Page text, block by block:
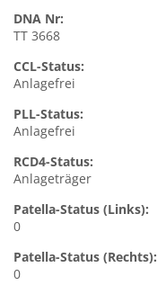
DNA Nr:
TT 3668
CCL-Status:
Anlagefrei
PLL-Status:
Anlagefrei
RCD4-Status:
Anlageträger
Patella-Status (Links):
0
Patella-Status (Rechts):
0